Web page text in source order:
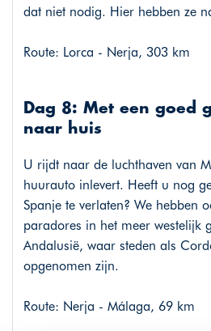
dat niet nodig. Hier hebben ze
Route: Lorca - Nerja, 303 km
Dag 8: Met een goed
naar huis
U rijdt naar de luchthaven van
huurauto inlevert. Heeft u nog
Spanje te verlaten? We hebben
paradores in het meer westelijk
Andalusië, waar steden als
opgenomen zijn.
Route: Nerja - Málaga, 69 km